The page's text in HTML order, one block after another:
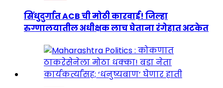
सिंधुदुर्गात ACB ची मोठी कारवाई! जिल्हा
रुग्णालयातील अधीक्षक लाच घेताना रंगेहात अटकेत